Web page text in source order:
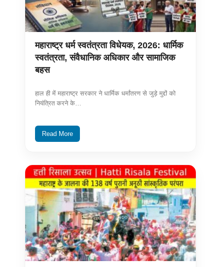
महाराष्ट्र धर्म स्वतंत्रता विधेयक, 2026: धार्मिक
स्वतंत्रता, संवैधानिक अधिकार और सामाजिक
बहस
हाल ही में महाराष्ट्र सरकार ने धार्मिक धर्मांतरण से जुड़े मुद्दों को
नियंत्रित करने के…
Read More